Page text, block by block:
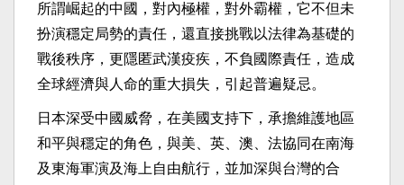
所謂崛起的中國，對內極權，對外霸權，它不但未
扮演穩定局勢的責任，還直接挑戰以法律為基礎的
戰後秩序，更隱匿武漢疫疾，不負國際責任，造成
全球經濟與人命的重大損失，引起普遍疑忌。
日本深受中國威脅，在美國支持下，承擔維護地區
和平與穩定的角色，與美、英、澳、法協同在南海
及東海軍演及海上自由航行，並加深與台灣的合